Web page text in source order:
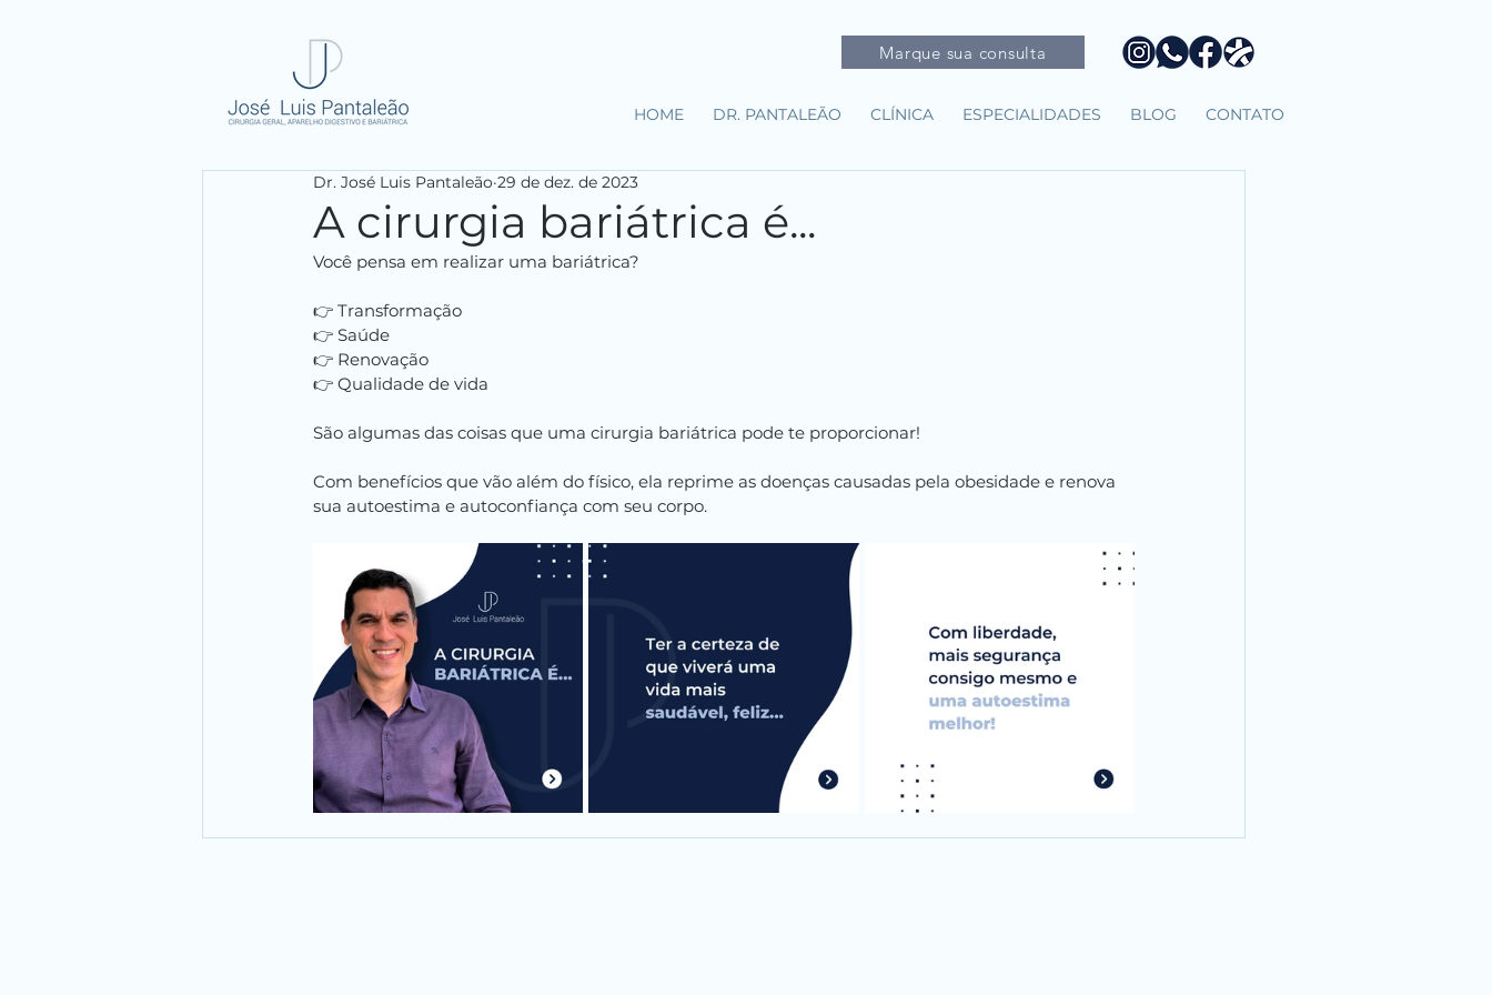
Marque sua consulta
HOME DR. PANTALEÃO CLÍNICA ESPECIALIDADES BLOG CONTATO
A cirurgia bariátrica é...
Dr. José Luis Pantaleão 29 de dez. de 2023
Você pensa em realizar uma bariátrica?
👉 Transformação
👉 Saúde
👉 Renovação
👉 Qualidade de vida
São algumas das coisas que uma cirurgia bariátrica pode te proporcionar!
Com benefícios que vão além do físico, ela reprime as doenças causadas pela obesidade e renova
sua autoestima e autoconfiança com seu corpo.